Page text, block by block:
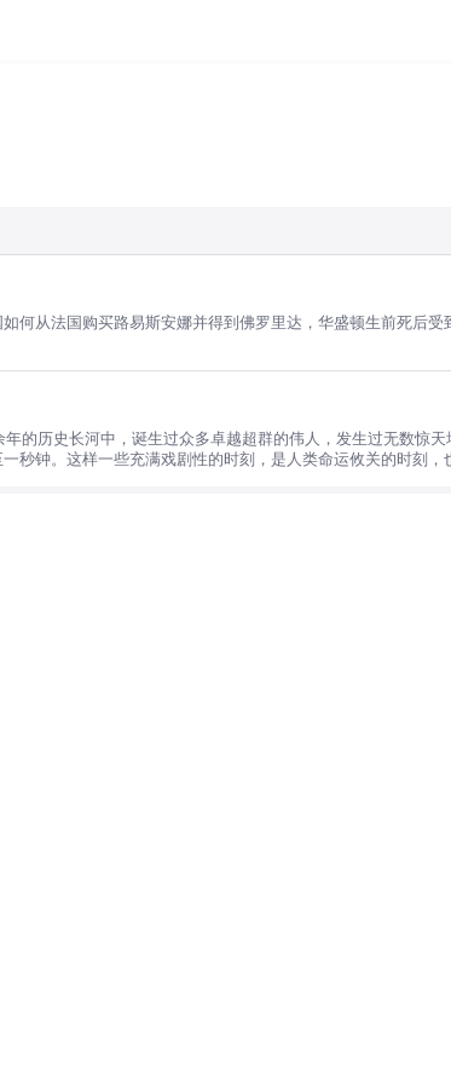
何从法国购买路易斯安娜并得到佛罗里达，华盛顿生前死后
的历史长河中，诞生过众多卓越超群的伟人，发生过无数惊
秒钟。这样一些充满戏剧性的时刻，是人类命运攸关的时刻